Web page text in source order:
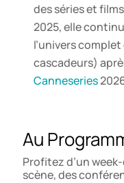
des séries et
2025, elle
l’univers
cascadeurs)
Canneseries
Au
Profitez d’un
scène, des